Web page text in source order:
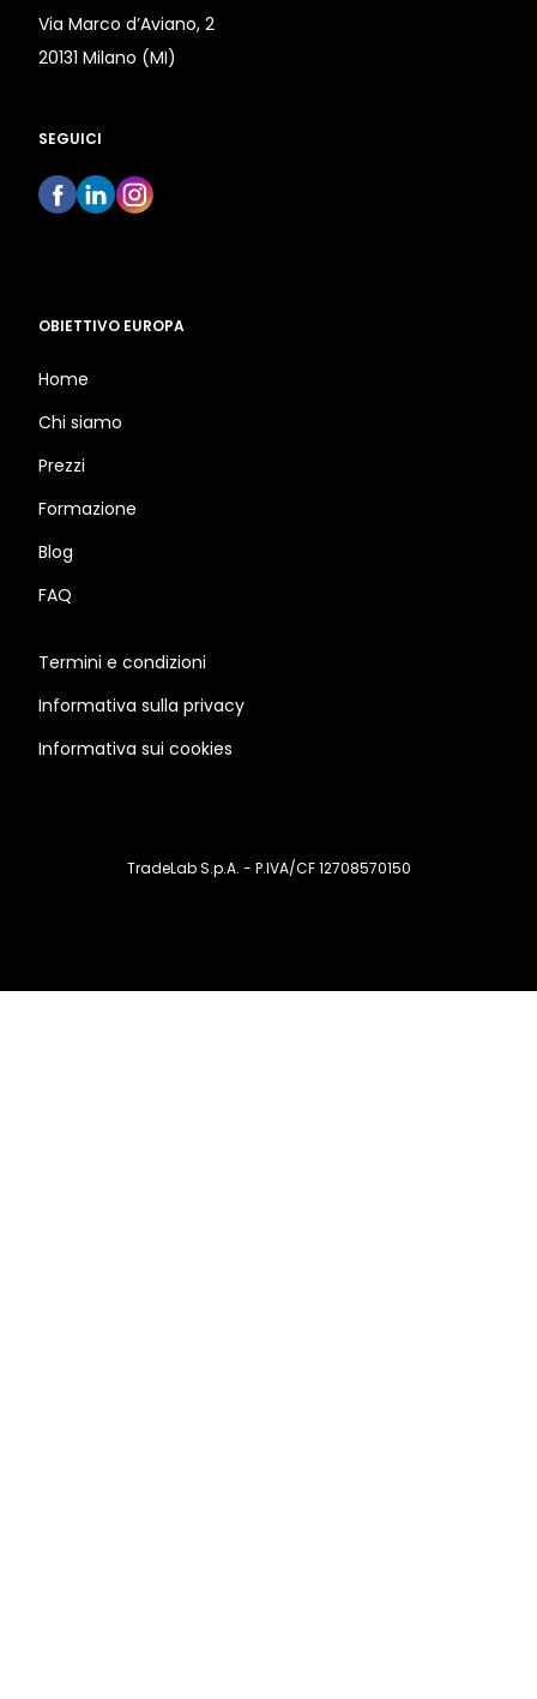
Via Marco d’Aviano, 2
20131 Milano (MI)
SEGUICI
OBIETTIVO EUROPA
Home
Chi siamo
Prezzi
Formazione
Blog
FAQ
Termini e condizioni
Informativa sulla privacy
Informativa sui cookies
TradeLab S.p.A. - P.IVA/CF 12708570150